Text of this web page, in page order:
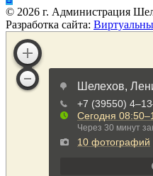
© 2026 г. Администрация
Разработка сайта: